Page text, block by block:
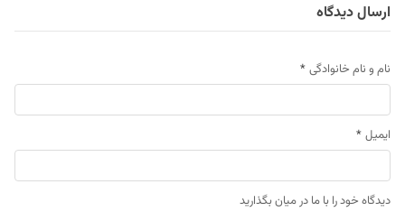
ارسال دیدگاه
نام و نام خانوادگی *
ایمیل *
دیدگاه خود را با ما در میان بگذارید